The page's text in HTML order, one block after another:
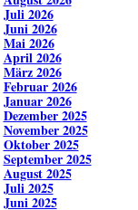
Juli 2026
Juni 2026
Mai 2026
April 2026
März 2026
Februar 2026
Januar 2026
Dezember 2025
November 2025
Oktober 2025
September 2025
August 2025
Juli 2025
Juni 2025